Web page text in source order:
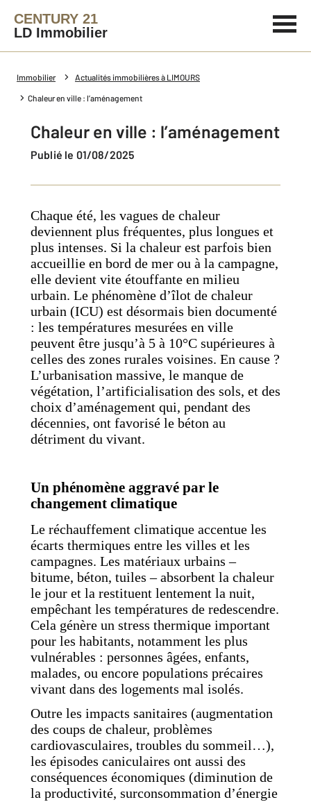
CENTURY 21
LD Immobilier
Immobilier Actualités immobilières à LIMOURS
Chaleur en ville : l’aménagement
Chaleur en ville : l’aménagement
Publié le 01/08/2025
Chaque été, les vagues de chaleur
deviennent plus fréquentes, plus longues et
plus intenses. Si la chaleur est parfois bien
accueillie en bord de mer ou à la campagne,
elle devient vite étouffante en milieu
urbain. Le phénomène d’îlot de chaleur
urbain (ICU) est désormais bien documenté
: les températures mesurées en ville
peuvent être jusqu’à 5 à 10°C supérieures à
celles des zones rurales voisines. En cause ?
L’urbanisation massive, le manque de
végétation, l’artificialisation des sols, et des
choix d’aménagement qui, pendant des
décennies, ont favorisé le béton au
détriment du vivant.
Un phénomène aggravé par le
changement climatique
Le réchauffement climatique accentue les
écarts thermiques entre les villes et les
campagnes. Les matériaux urbains –
bitume, béton, tuiles – absorbent la chaleur
le jour et la restituent lentement la nuit,
empêchant les températures de redescendre.
Cela génère un stress thermique important
pour les habitants, notamment les plus
vulnérables : personnes âgées, enfants,
malades, ou encore populations précaires
vivant dans des logements mal isolés.
Outre les impacts sanitaires (augmentation
des coups de chaleur, problèmes
cardiovasculaires, troubles du sommeil…),
les épisodes caniculaires ont aussi des
conséquences économiques (diminution de
la productivité, surconsommation d’énergie